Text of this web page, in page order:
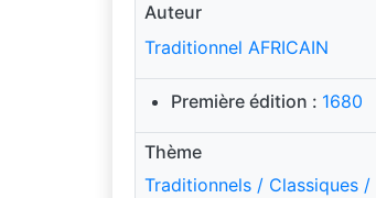
Auteur
Traditionnel AFRICAIN
Première édition : 1680
Thème
Traditionnels / Classiques /